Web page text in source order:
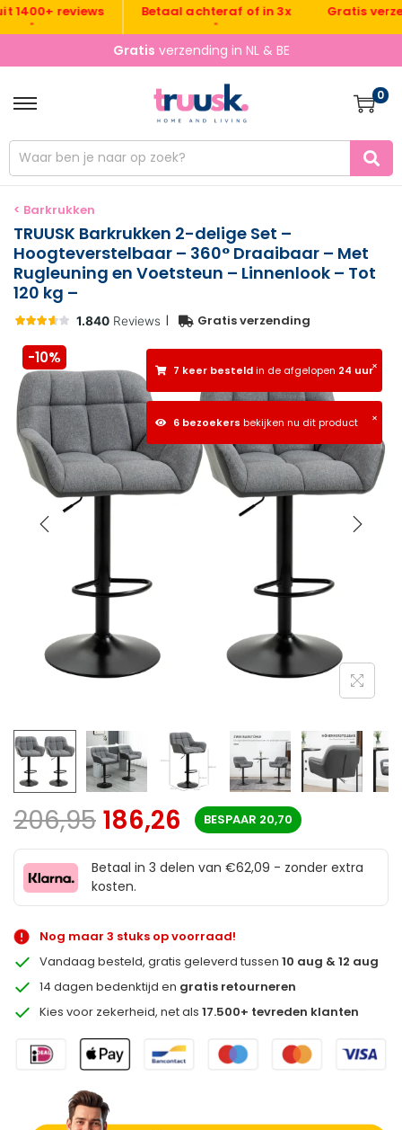
reviews Betaal achteraf of in 3x Gratis
Gratis verzending in NL & BE
0
< Barkrukken
TRUUSK Barkrukken 2-delige Set –
Hoogteverstelbaar – 360° Draaibaar – Met
Rugleuning en Voetsteun – Linnenlook – Tot
120 kg –
| Gratis verzending
×
7 keer besteldin de afgelopen 24 uur
×
6 bezoekers bekijken nu dit product
-10%
206,95 186,26 BESPAAR 20,70
Betaal in 3 delen van €62,09 - zonder extra
kosten.
Nog maar 3 stuks op voorraad!
Vandaag besteld, gratis geleverd tussen10 aug & 12 aug
14 dagen bedenktijd en gratis retourneren
Kies voor zekerheid, net als17.500+ tevreden klanten